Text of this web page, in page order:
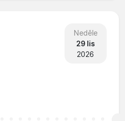
Neděle
29 lis
2026